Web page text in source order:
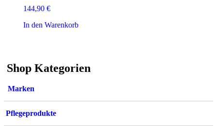
144,90 €
In den Warenkorb
Shop Kategorien
Marken
Pflegeprodukte